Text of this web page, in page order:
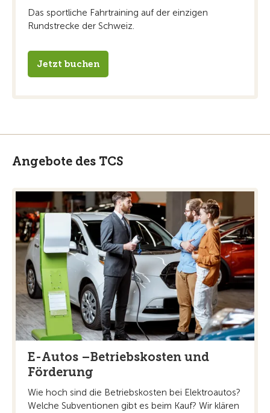
Das sportliche Fahrtraining auf der einzigen
Rundstrecke der Schweiz.
Jetzt buchen
Angebote des TCS
E-Autos –Betriebskosten und
Förderung
Wie hoch sind die Betriebskosten bei Elektroautos?
Welche Subventionen gibt es beim Kauf? Wir klären